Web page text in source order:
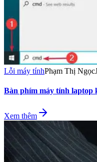
Lỗi máy tínhPhạm Thị Ngọc
Bàn phím máy tính laptop
Xem thêm